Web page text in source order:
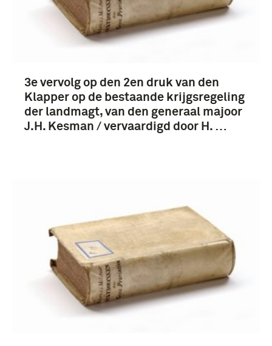
1801-1850 (3)
3e vervolg op den 2en druk van den
Klapper op de bestaande krijgsregeling
der landmagt, van den generaal majoor
J.H. Kesman / vervaardigd door H. …